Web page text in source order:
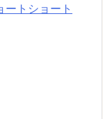
ートショート